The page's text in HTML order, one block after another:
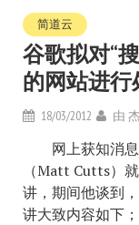
简道云
谷歌拟对“
的网站进行
18/03/2012 由
网上获知消息
（Matt Cutts）
讲，期间他谈到
讲大致内容如下；